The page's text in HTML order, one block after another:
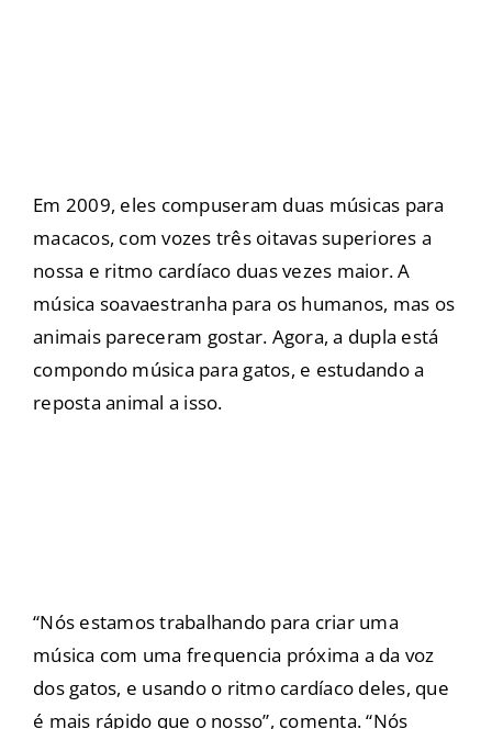
Em 2009, eles compuseram duas músicas para
macacos, com vozes três oitavas superiores a
nossa e ritmo cardíaco duas vezes maior. A
música soavaestranha para os humanos, mas os
animais pareceram gostar. Agora, a dupla está
compondo música para gatos, e estudando a
reposta animal a isso.
“Nós estamos trabalhando para criar uma
música com uma frequencia próxima a da voz
dos gatos, e usando o ritmo cardíaco deles, que
é mais rápido que o nosso”, comenta. “Nós